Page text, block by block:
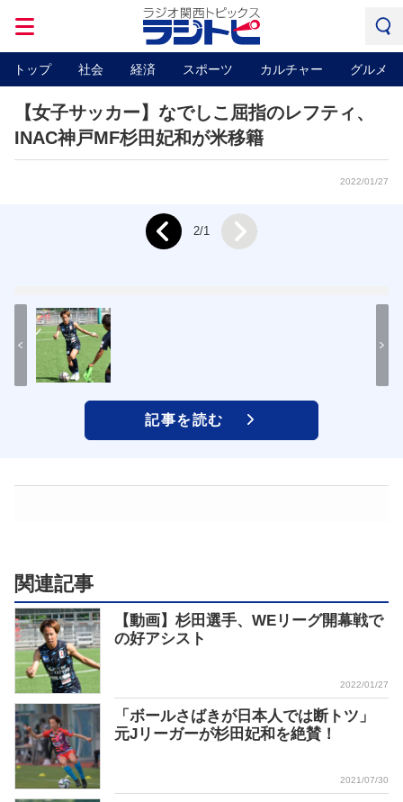
トップ 社会 経済 スポーツ カルチャー グルメ
【女子サッカー】なでしこ屈指のレフティ、
INAC神戸MF杉田妃和が米移籍
2022/01/27
Prev 2/1 Next
記事を読む
関連記事
【動画】杉田選手、WEリーグ開幕戦で
の好アシスト
2022/01/27
「ボールさばきが日本人では断トツ」
元Jリーガーが杉田妃和を絶賛！
2021/07/30